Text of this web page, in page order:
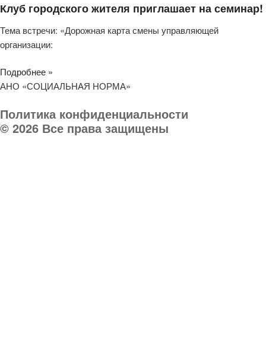
Клуб городского жителя приглашает на семинар!
Тема встречи: «Дорожная карта смены управляющей
организации:
Подробнее »
АНО «СОЦИАЛЬНАЯ НОРМА»
Политика конфиденциальности
© 2026 Все права защищены